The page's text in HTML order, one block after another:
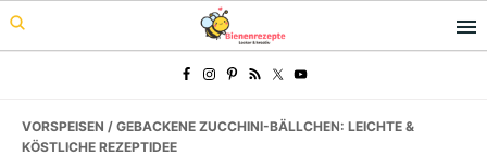
Skip
to
Skip
to
Skip
to
VORSPEISEN / GEBACKENE ZUCCHINI-BÄLLCHEN: LEICHTE &
KÖSTLICHE REZEPTIDEE